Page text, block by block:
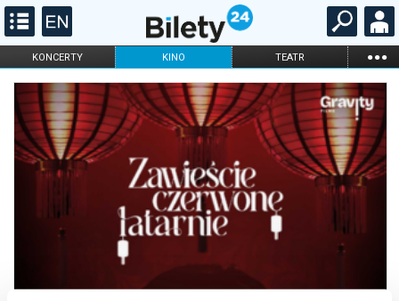
KONCERTY KINO TEATR ...
FILHARMONIA OPERA I BALET
STAND-UP
DLA DZIECI
ONLINE KARNETY